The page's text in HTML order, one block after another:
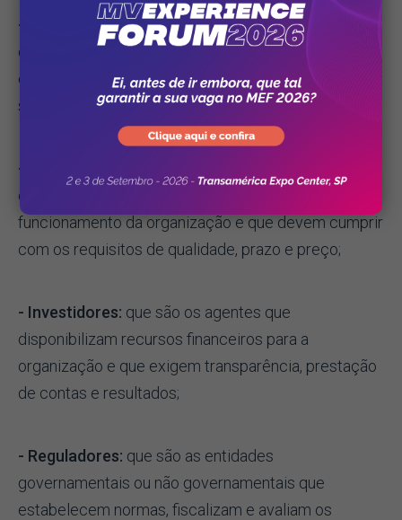
- Gestores:que são os encarregados de planejar,
organizar, coordenar e avaliar os serviços de saúde
e que devem buscar a eficácia, a eficiência e a
sustentabilidade da organização;
- Fornecedores:
oferecem produtos e serviços necessários para o
funcionamento da organização e que devem cumprir
com os requisitos de qualidade, prazo e preço;
- Investidores: que são os agentes que
disponibilizam recursos financeiros para a
organização e que exigem transparência, prestação
de contas e resultados;
- Reguladores: que são as entidades
governamentais ou não governamentais que
estabelecem normas, fiscalizam e avaliam os